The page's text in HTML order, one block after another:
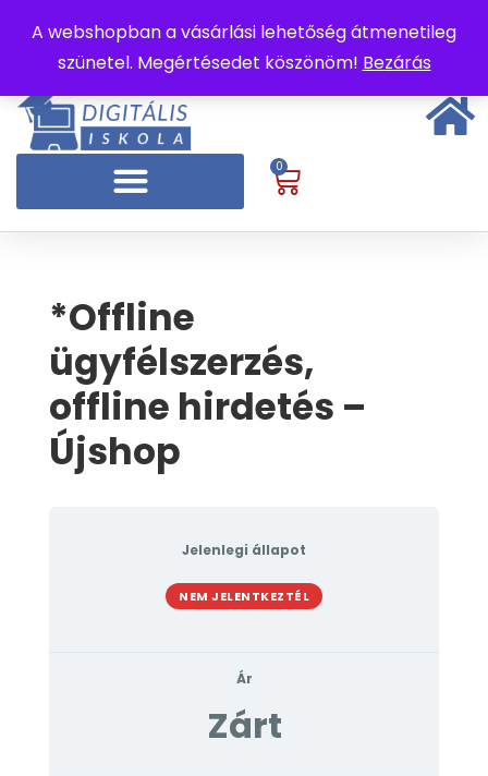
A webshopban a vásárlási lehetőség átmenetileg
szünetel. Megértésedet köszönöm! Bezárás
0
*Offline
ügyfélszerzés,
offline hirdetés –
Újshop
Jelenlegi állapot
NEM JELENTKEZTÉL
Ár
Zárt